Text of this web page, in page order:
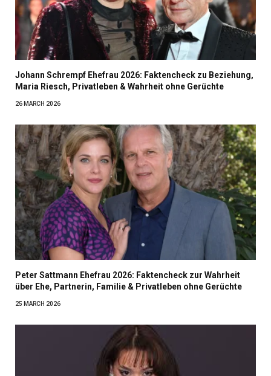
Johann Schrempf Ehefrau 2026: Faktencheck zu Beziehung,
Maria Riesch, Privatleben & Wahrheit ohne Gerüchte
26 MARCH 2026
Peter Sattmann Ehefrau 2026: Faktencheck zur Wahrheit
über Ehe, Partnerin, Familie & Privatleben ohne Gerüchte
25 MARCH 2026